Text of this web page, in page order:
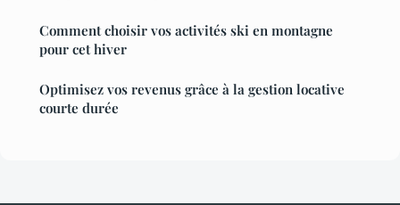
Comment choisir vos activités ski en montagne
pour cet hiver
Optimisez vos revenus grâce à la gestion locative
courte durée